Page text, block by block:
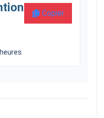
Copier
heures